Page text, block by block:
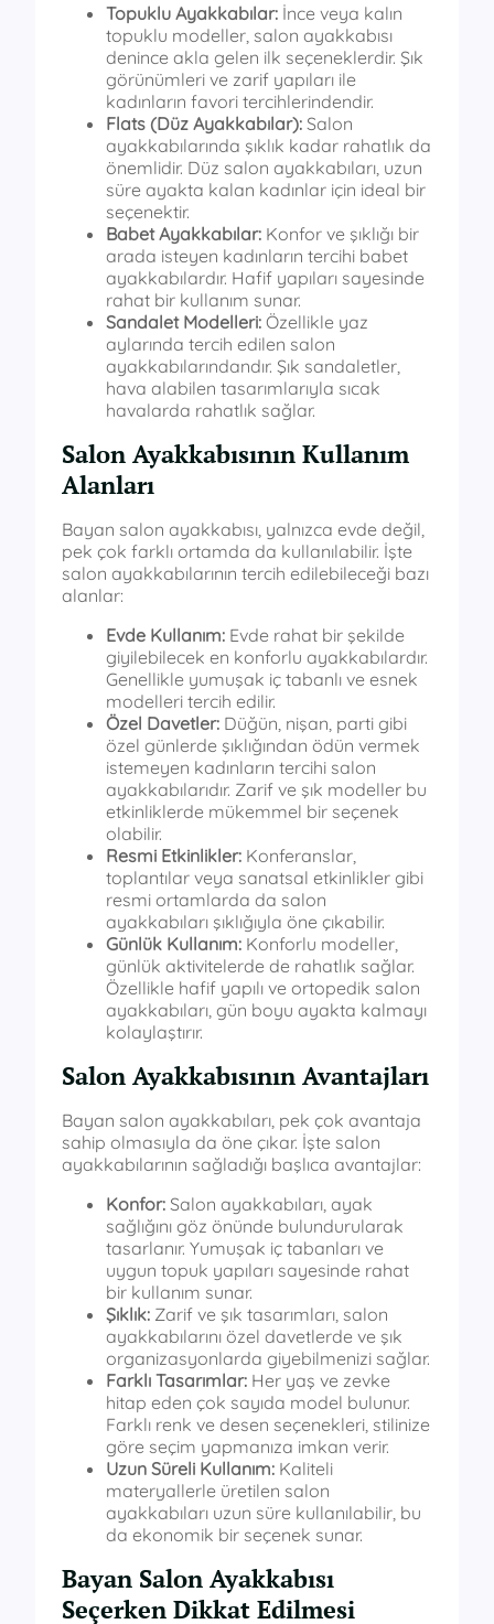
Topuklu Ayakkabılar: İnce veya kalın
topuklu modeller, salon ayakkabısı
denince akla gelen ilk seçeneklerdir. Şık
görünümleri ve zarif yapıları ile
kadınların favori tercihlerindendir.
Flats (Düz Ayakkabılar): Salon
ayakkabılarında şıklık kadar rahatlık da
önemlidir. Düz salon ayakkabıları, uzun
süre ayakta kalan kadınlar için ideal bir
seçenektir.
Babet Ayakkabılar: Konfor ve şıklığı bir
arada isteyen kadınların tercihi babet
ayakkabılardır. Hafif yapıları sayesinde
rahat bir kullanım sunar.
Sandalet Modelleri: Özellikle yaz
aylarında tercih edilen salon
ayakkabılarındandır. Şık sandaletler,
hava alabilen tasarımlarıyla sıcak
havalarda rahatlık sağlar.
Salon Ayakkabısının Kullanım
Alanları
Bayan salon ayakkabısı, yalnızca evde değil,
pek çok farklı ortamda da kullanılabilir. İşte
salon ayakkabılarının tercih edilebileceği bazı
alanlar:
Evde Kullanım: Evde rahat bir şekilde
giyilebilecek en konforlu ayakkabılardır.
Genellikle yumuşak iç tabanlı ve esnek
modelleri tercih edilir.
Özel Davetler: Düğün, nişan, parti gibi
özel günlerde şıklığından ödün vermek
istemeyen kadınların tercihi salon
ayakkabılarıdır. Zarif ve şık modeller bu
etkinliklerde mükemmel bir seçenek
olabilir.
Resmi Etkinlikler: Konferanslar,
toplantılar veya sanatsal etkinlikler gibi
resmi ortamlarda da salon
ayakkabıları şıklığıyla öne çıkabilir.
Günlük Kullanım: Konforlu modeller,
günlük aktivitelerde de rahatlık sağlar.
Özellikle hafif yapılı ve ortopedik salon
ayakkabıları, gün boyu ayakta kalmayı
kolaylaştırır.
Salon Ayakkabısının Avantajları
Bayan salon ayakkabıları, pek çok avantaja
sahip olmasıyla da öne çıkar. İşte salon
ayakkabılarının sağladığı başlıca avantajlar:
Konfor: Salon ayakkabıları, ayak
sağlığını göz önünde bulundurularak
tasarlanır. Yumuşak iç tabanları ve
uygun topuk yapıları sayesinde rahat
bir kullanım sunar.
Şıklık: Zarif ve şık tasarımları, salon
ayakkabılarını özel davetlerde ve şık
organizasyonlarda giyebilmenizi sağlar.
Farklı Tasarımlar: Her yaş ve zevke
hitap eden çok sayıda model bulunur.
Farklı renk ve desen seçenekleri, stilinize
göre seçim yapmanıza imkan verir.
Uzun Süreli Kullanım: Kaliteli
materyallerle üretilen salon
ayakkabıları uzun süre kullanılabilir, bu
da ekonomik bir seçenek sunar.
Bayan Salon Ayakkabısı
Seçerken Dikkat Edilmesi